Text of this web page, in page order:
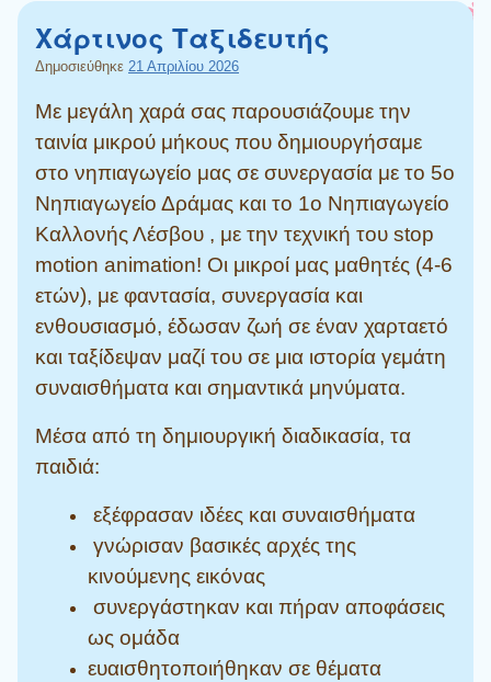
Χάρτινος Ταξιδευτής
Δημοσιεύθηκε 21 Απριλίου 2026
Με μεγάλη χαρά σας παρουσιάζουμε την
ταινία μικρού μήκους που δημιουργήσαμε
στο νηπιαγωγείο μας σε συνεργασία με το 5ο
Νηπιαγωγείο Δράμας και το 1ο Νηπιαγωγείο
Καλλονής Λέσβου , με την τεχνική του stop
motion animation! Οι μικροί μας μαθητές (4-6
ετών), με φαντασία, συνεργασία και
ενθουσιασμό, έδωσαν ζωή σε έναν χαρταετό
και ταξίδεψαν μαζί του σε μια ιστορία γεμάτη
συναισθήματα και σημαντικά μηνύματα.
Μέσα από τη δημιουργική διαδικασία, τα
παιδιά:
εξέφρασαν ιδέες και συναισθήματα
γνώρισαν βασικές αρχές της
κινούμενης εικόνας
συνεργάστηκαν και πήραν αποφάσεις
ως ομάδα
ευαισθητοποιήθηκαν σε θέματα